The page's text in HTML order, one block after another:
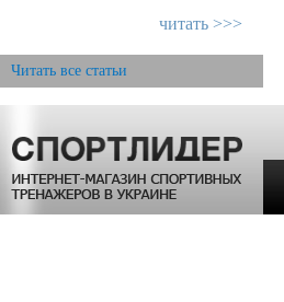
читать >>>
Читать все статьи